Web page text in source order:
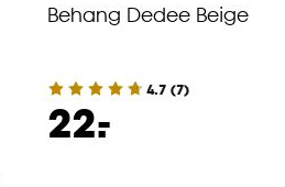
Behang Dedee Beige
4.7 (7)
22.
-